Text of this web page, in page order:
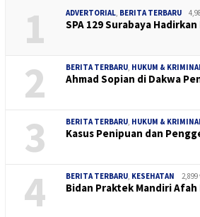
1 ADVERTORIAL, BERITA TERBARU
SPA 129 Surabaya
2 BERITA TERBARU, HUKUM &
Ahmad Sopian di Dakwa
3 BERITA TERBARU, HUKUM &
Kasus Penipuan dan
4 BERITA TERBARU, KESEHATAN
Bidan Praktek Mandiri